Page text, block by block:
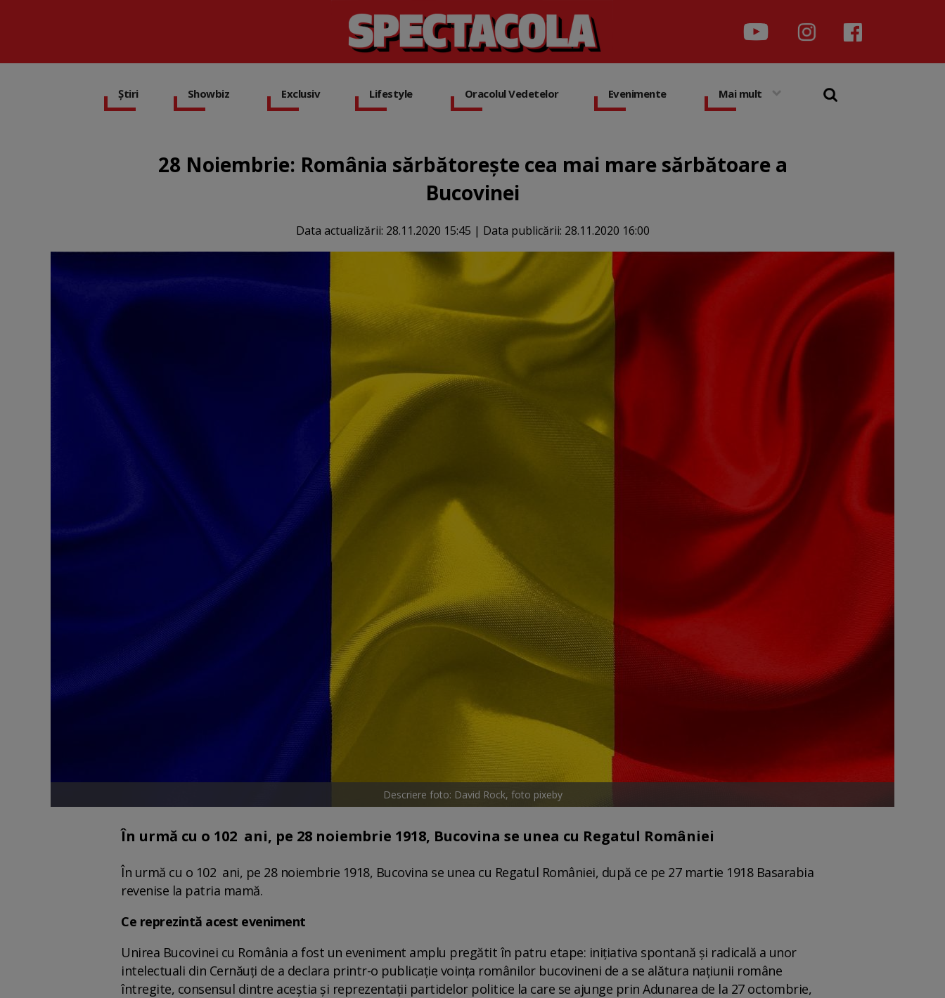
Știri Showbiz Exclusiv Lifestyle Oracolul Vedetelor Evenimente Mai mult
28 Noiembrie: România sărbătorește cea mai mare sărbătoare a
Bucovinei
Data actualizării: 28.11.2020 15:45 | Data publicării: 28.11.2020 16:00
Descriere foto: David Rock, foto pixeby
În urmă cu o 102 ani, pe 28 noiembrie 1918, Bucovina se unea cu Regatul României
În urmă cu o 102 ani, pe 28 noiembrie 1918, Bucovina se unea cu Regatul României, după ce pe 27 martie 1918 Basarabia
revenise la patria mamă.
Ce reprezintă acest eveniment
Unirea Bucovinei cu România a fost un eveniment amplu pregătit în patru etape: inițiativa spontană și radicală a unor
intelectuali din Cernăuţi de a declara printr-o publicație voința românilor bucovineni de a se alătura naţiunii române
întregite, consensul dintre aceștia și reprezentații partidelor politice la care se ajunge prin Adunarea de la 27 octombrie,